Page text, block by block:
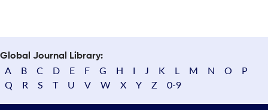
Global Journal Library:
A B C D E F G H I J K L M N O
P
Q
R S T U V W X Y Z 0-9